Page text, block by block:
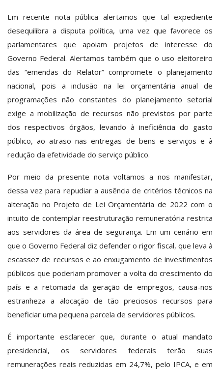
Em recente nota pública alertamos que tal expediente
desequilibra a disputa política, uma vez que favorece os
parlamentares que apoiam projetos de interesse do
Governo Federal. Alertamos também que o uso eleitoreiro
das “emendas do Relator” compromete o planejamento
nacional, pois a inclusão na lei orçamentária anual de
programações não constantes do planejamento setorial
exige a mobilização de recursos não previstos por parte
dos respectivos órgãos, levando à ineficiência do gasto
público, ao atraso nas entregas de bens e serviços e à
redução da efetividade do serviço público.
Por meio da presente nota voltamos a nos manifestar,
dessa vez para repudiar a ausência de critérios técnicos na
alteração no Projeto de Lei Orçamentária de 2022 com o
intuito de contemplar reestruturação remuneratória restrita
aos servidores da área de segurança. Em um cenário em
que o Governo Federal diz defender o rigor fiscal, que leva à
escassez de recursos e ao enxugamento de investimentos
públicos que poderiam promover a volta do crescimento do
país e a retomada da geração de empregos, causa-nos
estranheza a alocação de tão preciosos recursos para
beneficiar uma pequena parcela de servidores públicos.
É importante esclarecer que, durante o atual mandato
presidencial, os servidores federais terão suas
remunerações reais reduzidas em 24,7%, pelo IPCA, e em